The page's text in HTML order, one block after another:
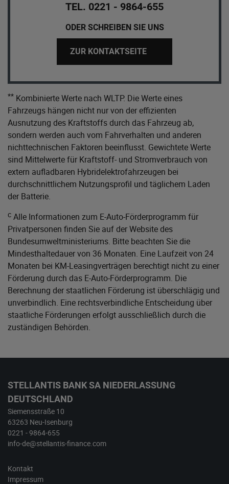
TEL. 0221 - 9864-655
ODER SCHREIBEN SIE UNS
ZUR KONTAKTSEITE
** Kombinierte Werte nach WLTP. Die Werte eines
Fahrzeugs hängen nicht nur von der effizienten
Ausnutzung des Kraftstoffs durch das Fahrzeug ab,
sondern werden auch vom Fahrverhalten und anderen
nichttechnischen Faktoren beeinflusst. Gewichtete Werte
sind Mittelwerte für Kraftstoff- und Stromverbrauch von
extern aufladbaren Hybridelektrofahrzeugen bei
durchschnittlichem Nutzungsprofil und täglichem Laden
der Batterie.
c Alle Informationen zum E-Auto-Förderprogramm für
Privatpersonen finden Sie auf der Website des
Bundesumweltministeriums. Bitte beachten Sie die
Mindesthaltedauer von 36 Monaten. Eine Laufzeit von 24
Monaten bei KM-Leasingverträgen berechtigt nicht zu einer
Förderung durch das E-Auto-Förderprogramm. Die
Berechnung der staatlichen Förderung ist überschlägig und
unverbindlich. Eine rechtsverbindliche Entscheidung über
staatliche Förderungen erfolgt ausschließlich durch die
zuständigen Behörden.
STELLANTIS BANK SA NIEDERLASSUNG
DEUTSCHLAND
Siemensstraße 10
63263 Neu-Isenburg
0221 - 9864-655
info-de@stellantis-finance.com
Kontakt
Impressum